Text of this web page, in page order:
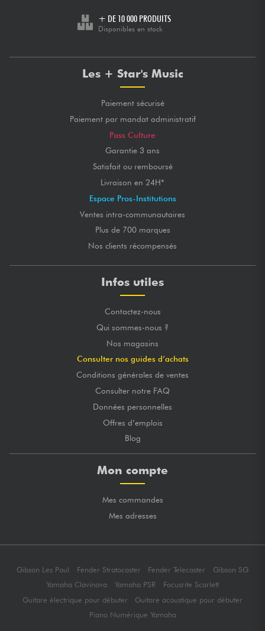
+ DE 10 000 PRODUITS
Disponibles en stock
Les + Star's Music
Paiement sécurisé
Paiement par mandat administratif
Pass Culture
Garantie 3 ans
Satisfait ou remboursé
Livraison en 24H*
Espace Pros-Institutions
Ventes intra-communautaires
Plus de 700 marques
Nos clients récompensés
Infos utiles
Contactez-nous
Qui sommes-nous ?
Nos magasins
Consulter nos guides d’achats
Conditions générales de ventes
Consulter notre FAQ
Données personnelles
Offres d’emplois
Blog
Mon compte
Mes commandes
Mes adresses
Gibson Les Paul Fender Stratocaster Fender Telecaster
Gibson SG
Yamaha Clavinova
Yamaha PSR
Focusrite Scarlett
Guitare électrique pour débuter
Guitare acoustique pour débuter
Piano Numérique Yamaha